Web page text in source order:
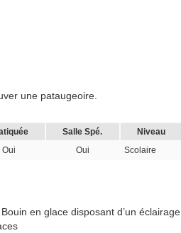
une pataugeoire.
Salle Spé.
Niveau
Oui Oui Scolaire
en glace disposant d’un éclairage,